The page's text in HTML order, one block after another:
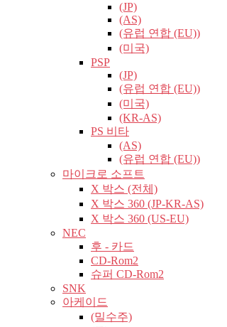
(JP)
(AS)
(유럽​​ 연합 (EU))
(미국)
PSP
(JP)
(유럽​​ 연합 (EU))
(미국)
(KR-AS)
PS 비타
(AS)
(유럽​​ 연합 (EU))
마이크로 소프트
X 박스 (전체)
X 박스 360 (JP-KR-AS)
X 박스 360 (US-EU)
NEC
후 - 카드
CD-Rom2
슈퍼 CD-Rom2
SNK
아케이드
(밀수주)